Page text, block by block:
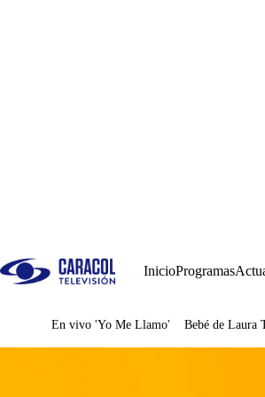
InicioProgramas
Juegos
En vivo 'Yo Me Llamo' Bebé de Laura